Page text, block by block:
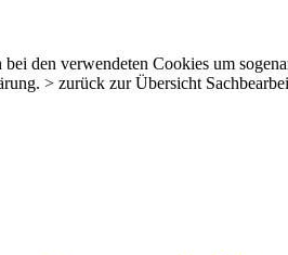
den verwendeten Cookies um
> zurück zur Übersicht